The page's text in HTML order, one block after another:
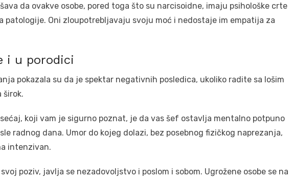
da ovakve osobe, pored toga što su narcisoidne, imaju psihološke crte
patologije. Oni zloupotrebljavaju svoju moć i nedostaje im empatija za
i u porodici
pokazala su da je spektar negativnih posledica, ukoliko radite sa lošim
širok.
koji vam je sigurno poznat, je da vas šef ostavlja mentalno potpuno
radnog dana. Umor do kojeg dolazi, bez posebnog fizičkog naprezanja,
intenzivan.
poziv, javlja se nezadovoljstvo i poslom i sobom. Ugrožene osobe se na